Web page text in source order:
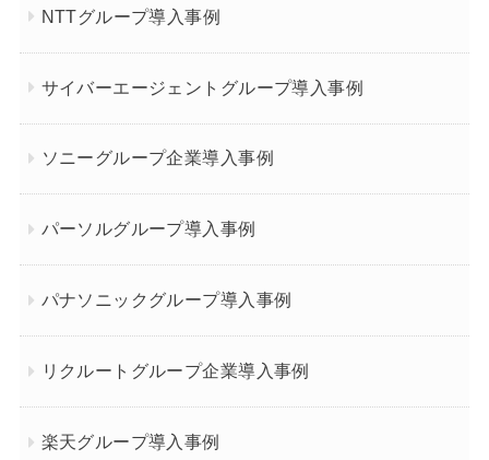
NTTグループ導入事例
サイバーエージェントグループ導入事例
ソニーグループ企業導入事例
パーソルグループ導入事例
パナソニックグループ導入事例
リクルートグループ企業導入事例
楽天グループ導入事例